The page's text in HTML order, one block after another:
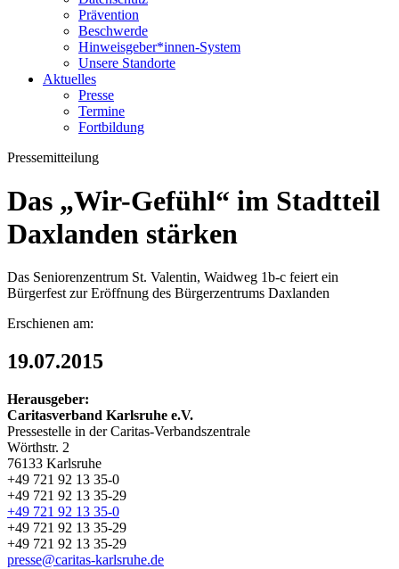
Prävention
Beschwerde
Hinweisgeber*innen-System
Unsere Standorte
Aktuelles
Presse
Termine
Fortbildung
Pressemitteilung
Das „Wir-Gefühl“ im Stadtteil
Daxlanden stärken
Das Seniorenzentrum St. Valentin, Waidweg 1b-c feiert ein
Bürgerfest zur Eröffnung des Bürgerzentrums Daxlanden
Erschienen am:
19.07.2015
Herausgeber:
Caritasverband Karlsruhe e.V.
Pressestelle in der Caritas-Verbandszentrale
Wörthstr. 2
76133 Karlsruhe
+49 721 92 13 35-0
+49 721 92 13 35-29
+49 721 92 13 35-0
+49 721 92 13 35-29
+49 721 92 13 35-29
presse@caritas-karlsruhe.de